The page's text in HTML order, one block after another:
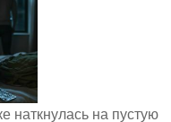
наткнулась на пустую